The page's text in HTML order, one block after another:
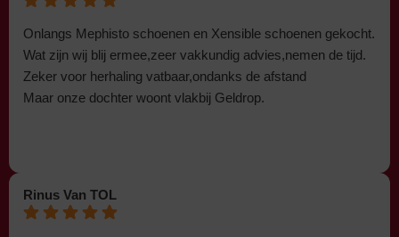
Onlangs Mephisto schoenen en Xensible schoenen gekocht.
Wat zijn wij blij ermee,zeer vakkundig advies,nemen de tijd.
Zeker voor herhaling vatbaar,ondanks de afstand
Maar onze dochter woont vlakbij Geldrop.
Rinus Van TOL